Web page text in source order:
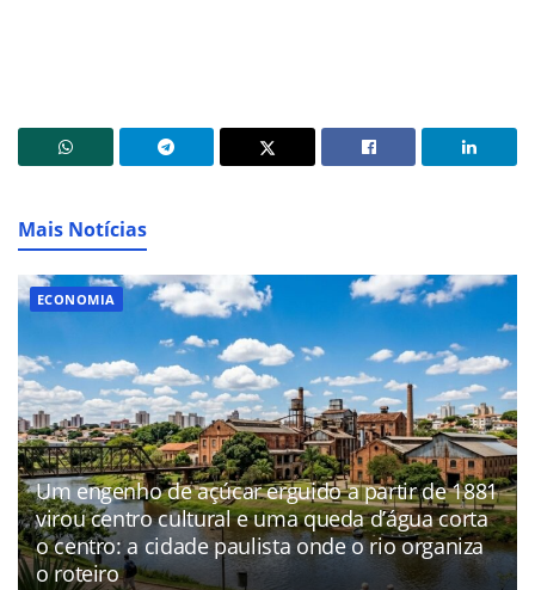
Mais Notícias
ECONOMIA
Um engenho de açúcar erguido a partir de 1881
virou centro cultural e uma queda d’água corta
o centro: a cidade paulista onde o rio organiza
o roteiro